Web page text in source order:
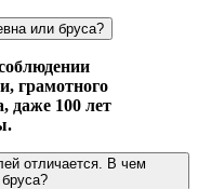
или бруса?
грамотного
даже 100 лет
отличается. В чем